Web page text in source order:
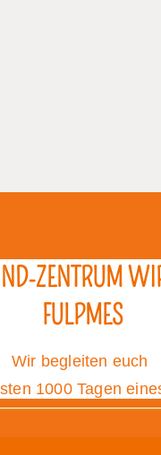
ZENTRUM
FULPMES
Wir begleiten euch
1000 Tagen